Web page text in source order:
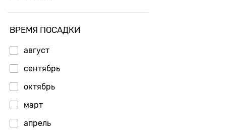
ВРЕМЯ ПОСАДКИ
август
сентябрь
октябрь
март
апрель